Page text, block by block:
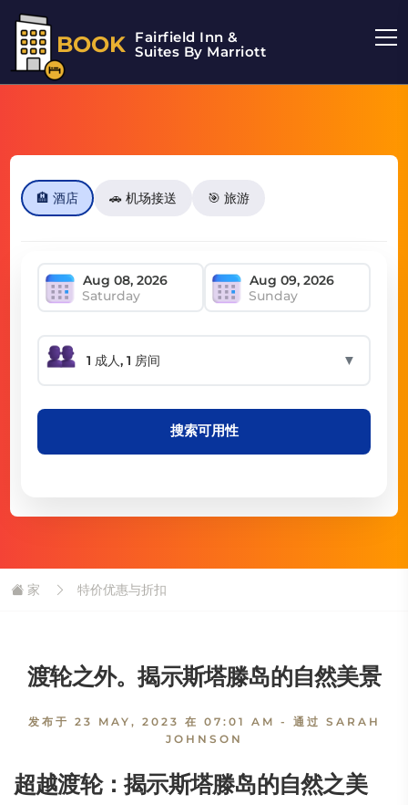
BOOK Fairfield Inn &
Suites By Marriott
🏨 酒店 🚗 机场接送 🎯 旅游
Saturday Sunday
▼
搜索可用性
家 特价优惠与折扣
渡轮之外。揭示斯塔滕岛的自然美景
发布于 23 MAY, 2023 在 07:01 AM - 通过 SARAH
JOHNSON
超越渡轮：揭示斯塔滕岛的自然之美